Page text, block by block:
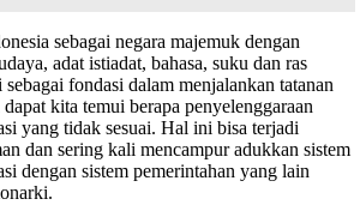
sebagai negara majemuk dengan
adat istiadat, bahasa, suku dan ras
fondasi dalam menjalankan tatanan
kita temui berapa penyelenggaraan
yang tidak sesuai. Hal ini bisa terjadi
dan sering kali mencampur adukkan sistem
dengan sistem pemerintahan yang lain